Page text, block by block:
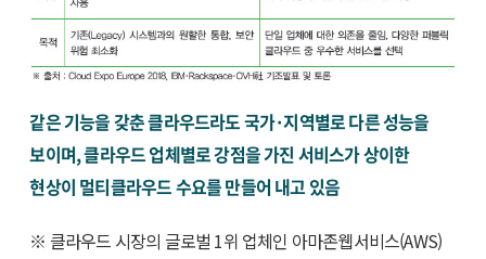
같은 기능을 갖춘 클라우드라도 국가·지역별로 다른 성능을
보이며, 클라우드 업체별로 강점을 가진 서비스가 상이한
현상이 멀티클라우드 수요를 만들어 내고 있음
※ 클라우드 시장의 글로벌 1위 업체인 아마존웹서비스(AWS)